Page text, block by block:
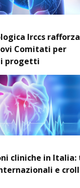
Irccs
Comitati per
progetti
cliniche in Italia:
e